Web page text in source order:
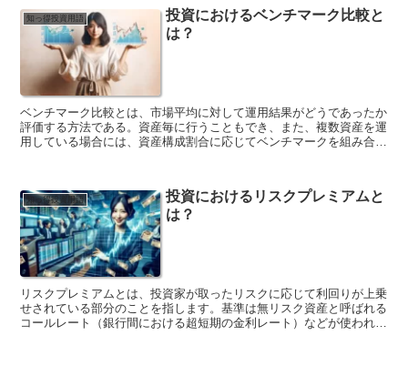
利息や償還金で利益を得る投資です。不動産投資とは、土地や建物な
どの不動産を購入して、その不動産の価値が上がることで利益を得る
投資です。投資信託とは、投資家が投資した資金をまとめて、それを
専門家が運用する投資商品です。外貨預金とは、日本円以外の通貨で
預金をすることです。外貨預金は、外貨の価値が上がることで利益を
得ることができます。
知っ得投資用語
投資におけるベンチマーク比較と
は？
ベンチマーク比較とは、市場平均に対して運用結果がどうであったか
評価する方法である。資産毎に行うこともでき、また、複数資産を運
用している場合には、資産構成割合に応じてベンチマークを組み合わ
が自分のポートフォリオのパフォーマンスを、同じ資産クラスや投資
戦略を持つ他のポートフォリオのパフォーマンスと比較することがで
きるためである。 ベンチマーク比較を行うには、まず、自分のポー
トフォリオのベンチマークを選択する必要がある。ベンチマークは、
投資家がポートフォリオのパフォーマンスを比較したい対象である。
ベンチマークには、日経平均株価やTOPIX、FTSE100などの株価指
数、債券指数、コモディティ指数など、さまざまなものがある。 ベ
ンチマークを選択したら、自分のポートフォリオのパフォーマンスを
ベンチマークのパフォーマンスと比較することができる。これは、ポ
ートフォリオの収益率をベンチマークの収益率と比較することによっ
知っ得投資用語
投資におけるリスクプレミアムと
は？
リスクプレミアムとは、投資家が取ったリスクに応じて利回りが上乗
せされている部分のことを指します。基準は無リスク資産と呼ばれる
コールレート（銀行間における超短期の金利レート）などが使われ、